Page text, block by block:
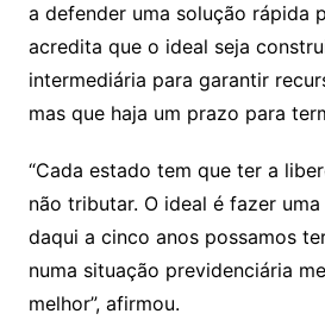
a defender uma solução rápida
acredita que o ideal seja
intermediária para garantir
mas que haja um prazo para
“Cada estado tem que ter a
não tributar. O ideal é fazer
daqui a cinco anos possamos
numa situação previdenciária
melhor”, afirmou.